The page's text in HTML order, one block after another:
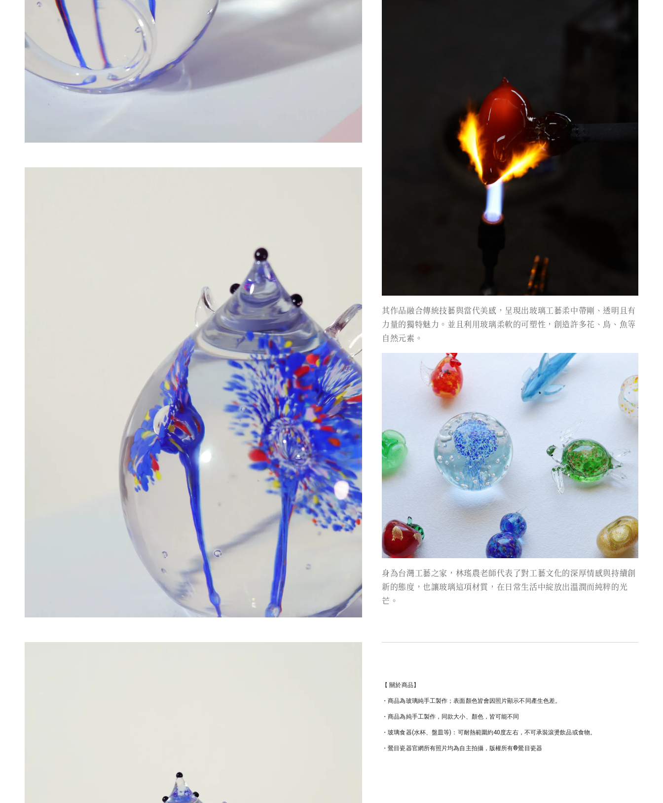
其作品融合傳統技藝與當代美感，呈現出玻璃工藝柔中帶剛、透明且有
力量的獨特魅力。並且利用玻璃柔軟的可塑性，創造許多花、鳥、魚等
自然元素。
身為台灣工藝之家，林瑤農老師代表了對工藝文化的深厚情感與持續創
新的態度，也讓玻璃這項材質，在日常生活中綻放出溫潤而純粹的光
芒。
【 關於商品】
・商品為玻璃純手工製作；表面顏色皆會因照片顯示不同產生色差。
・商品為純手工製作，同款大小、顏色，皆可能不同
・玻璃食器(水杯、盤皿等)：可耐熱範圍約40度左右，不可承裝滾燙飲品或食物。
・鶯目瓷器官網所有照片均為自主拍攝，版權所有®鶯目瓷器